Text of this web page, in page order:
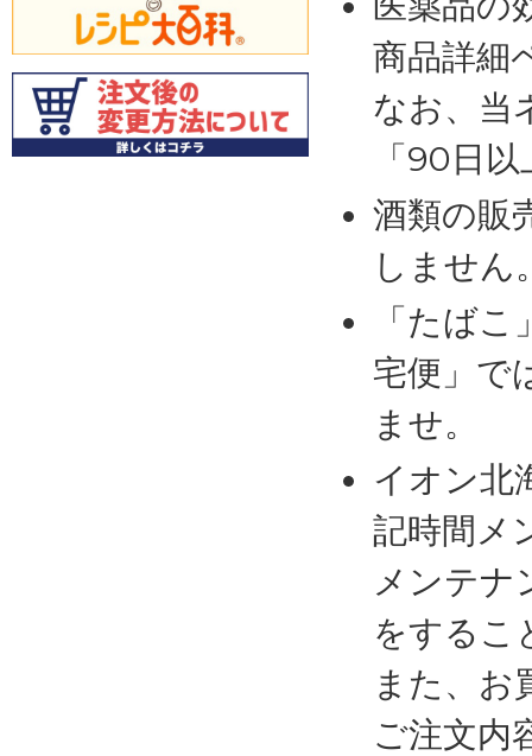
商品詳細
なお、当
「90日
酒類の販
しません
「たば
宅便」で
ませ。
イオン北
記時間メ
メンテナ
をするこ
また、お
ご注文内